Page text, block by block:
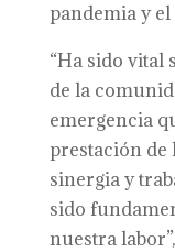
pandemia y
“Ha sido vital
de la
emergencia
prestación de
sinergia y
sido
nuestra